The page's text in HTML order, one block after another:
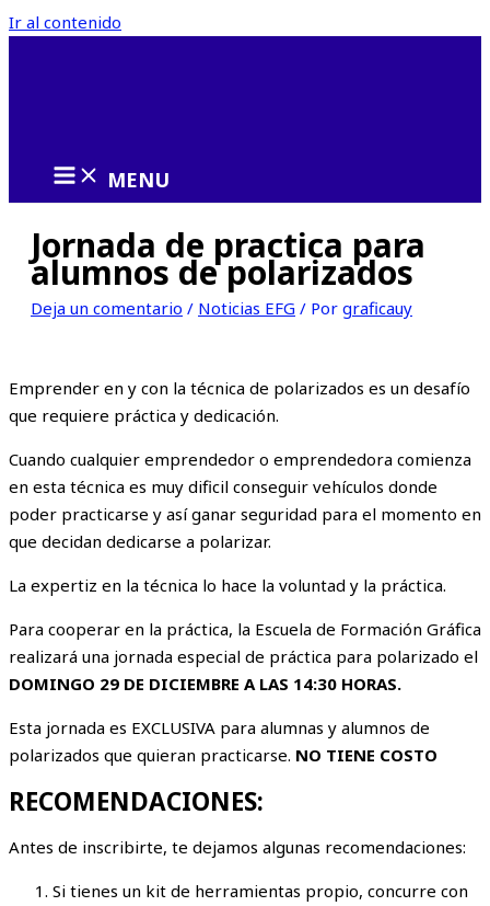
Ir al contenido
MENU
Jornada de practica para
alumnos de polarizados
Deja un comentario / Noticias EFG / Por graficauy
Emprender en y con la técnica de polarizados es un desafío
que requiere práctica y dedicación.
Cuando cualquier emprendedor o emprendedora comienza
en esta técnica es muy dificil conseguir vehículos donde
poder practicarse y así ganar seguridad para el momento en
que decidan dedicarse a polarizar.
La expertiz en la técnica lo hace la voluntad y la práctica.
Para cooperar en la práctica, la Escuela de Formación Gráfica
realizará una jornada especial de práctica para polarizado el
DOMINGO 29 DE DICIEMBRE A LAS 14:30 HORAS.
Esta jornada es EXCLUSIVA para alumnas y alumnos de
polarizados que quieran practicarse. NO TIENE COSTO
RECOMENDACIONES:
Antes de inscribirte, te dejamos algunas recomendaciones:
Si tienes un kit de herramientas propio, concurre con